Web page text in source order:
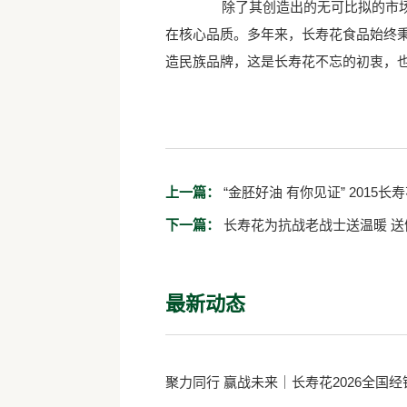
除了其创造出的无可比拟的市场
在核心品质。多年来，长寿花食品始终
造民族品牌，这是长寿花不忘的初衷，
上一篇： “金胚好油 有
下一篇： 长寿花为抗战老战士送温暖
最新动态
聚力同行 赢战未来｜长寿花2026全国